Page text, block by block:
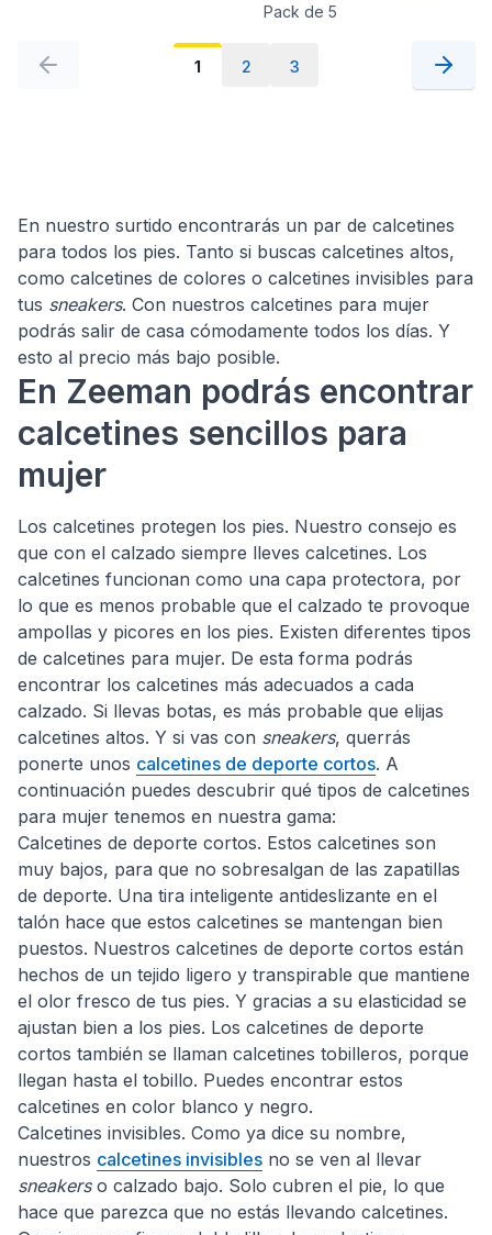
Pack de 5
1 2 3
En nuestro surtido encontrarás un par de calcetines
para todos los pies. Tanto si buscas calcetines altos,
como calcetines de colores o calcetines invisibles para
tus sneakers. Con nuestros calcetines para mujer
podrás salir de casa cómodamente todos los días. Y
esto al precio más bajo posible.
En Zeeman podrás encontrar
calcetines sencillos para
mujer
Los calcetines protegen los pies. Nuestro consejo es
que con el calzado siempre lleves calcetines. Los
calcetines funcionan como una capa protectora, por
lo que es menos probable que el calzado te provoque
ampollas y picores en los pies. Existen diferentes tipos
de calcetines para mujer. De esta forma podrás
encontrar los calcetines más adecuados a cada
calzado. Si llevas botas, es más probable que elijas
calcetines altos. Y si vas con sneakers, querrás
ponerte unos calcetines de deporte cortos. A
continuación puedes descubrir qué tipos de calcetines
para mujer tenemos en nuestra gama:
Calcetines de deporte cortos. Estos calcetines son
muy bajos, para que no sobresalgan de las zapatillas
de deporte. Una tira inteligente antideslizante en el
talón hace que estos calcetines se mantengan bien
puestos. Nuestros calcetines de deporte cortos están
hechos de un tejido ligero y transpirable que mantiene
el olor fresco de tus pies. Y gracias a su elasticidad se
ajustan bien a los pies. Los calcetines de deporte
cortos también se llaman calcetines tobilleros, porque
llegan hasta el tobillo. Puedes encontrar estos
calcetines en color blanco y negro.
Calcetines invisibles. Como ya dice su nombre,
nuestros calcetines invisibles no se ven al llevar
sneakerso calzado bajo. Solo cubren el pie, lo que
hace que parezca que no estás llevando calcetines.